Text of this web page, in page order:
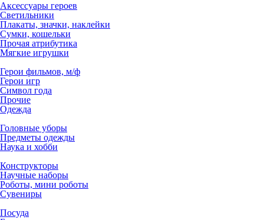
Аксессуары героев
Светильники
Плакаты, значки, наклейки
Сумки, кошельки
Прочая атрибутика
Мягкие игрушки
Герои фильмов, м/ф
Герои игр
Символ года
Прочие
Одежда
Головные уборы
Предметы одежды
Наука и хобби
Конструкторы
Научные наборы
Роботы, мини роботы
Сувениры
Посуда